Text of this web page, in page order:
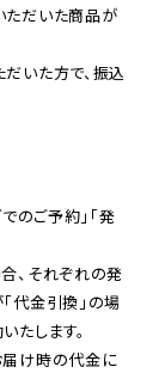
ただいた商品が
いた方で、振込
のご予約」「発
、それぞれの発
代金引換」の場
届け時の代金に